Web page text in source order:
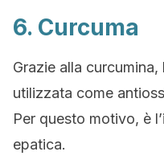
6. Curcuma
Grazie alla
utilizzata come
Per questo motivo, è
epatica.